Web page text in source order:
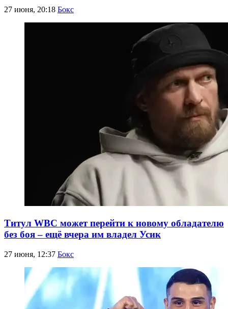
27 июня, 20:18 Бокс
Титул WBC может перейти к новому обладателю
без боя – ещё вчера им владел Усик
27 июня, 12:37 Бокс